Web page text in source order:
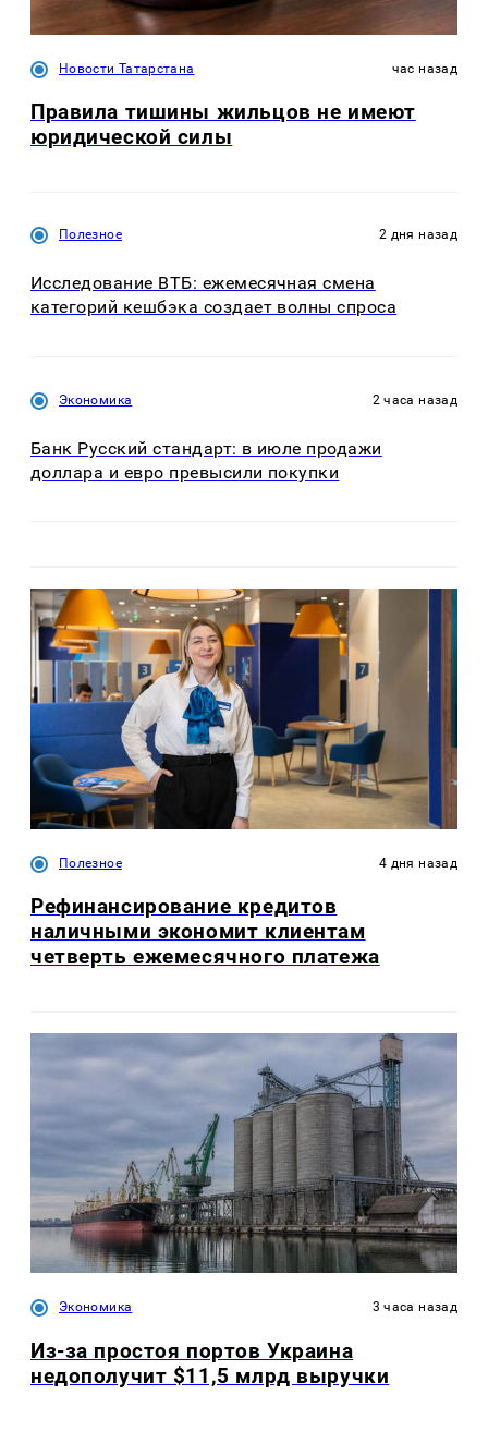
Новости Татарстана час назад
Правила тишины жильцов не имеют
юридической силы
Полезное 2 дня назад
Исследование ВТБ: ежемесячная смена
категорий кешбэка создает волны спроса
Экономика 2 часа назад
Банк Русский стандарт: в июле продажи
доллара и евро превысили покупки
Полезное 4 дня назад
Рефинансирование кредитов
наличными экономит клиентам
четверть ежемесячного платежа
Экономика 3 часа назад
Из-за простоя портов Украина
недополучит $11,5 млрд выручки